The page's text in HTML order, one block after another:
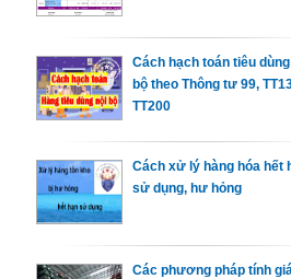
Cách hạch toán tiêu
bộ theo Thông tư 99,
TT200
Cách xử lý hàng hóa hết
sử dụng, hư hỏng
Các phương pháp tính